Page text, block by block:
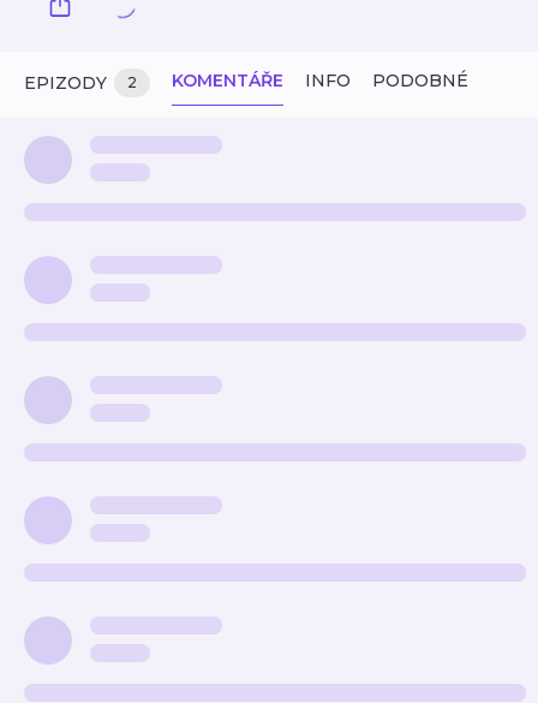
EPIZODY 2 KOMENTÁŘE INFO PODOBNÉ